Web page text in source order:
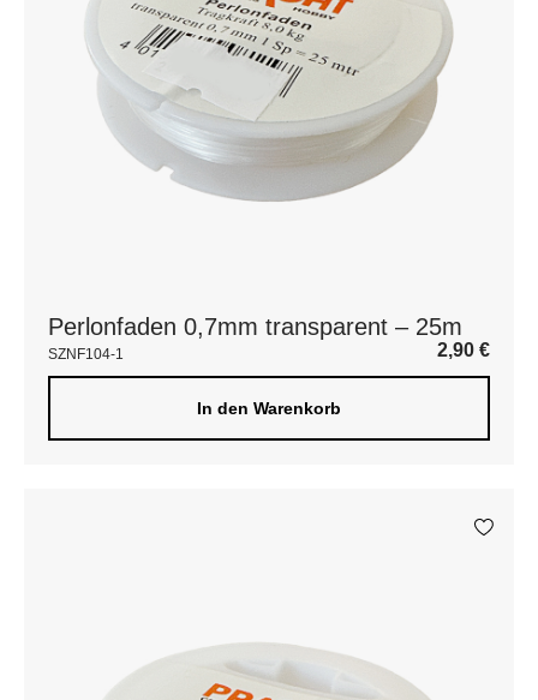
Perlonfaden 0,7mm transparent – 25m
SZNF104-1 2,90 €
In den Warenkorb